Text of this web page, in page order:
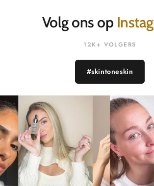
Volg ons op
12K+ VOLGERS
#skintoneskin